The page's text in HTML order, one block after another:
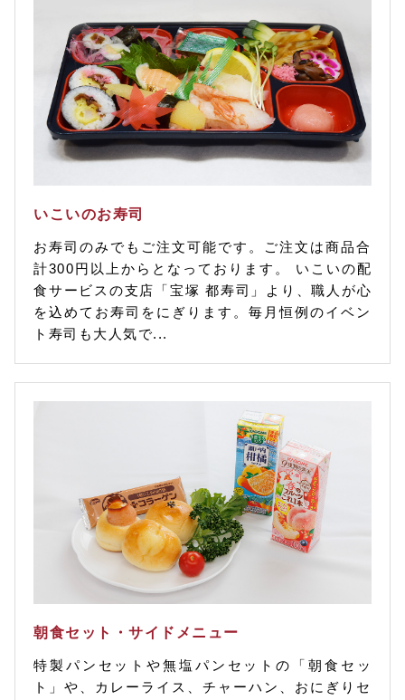
いこいのお寿司
お寿司のみでもご注文可能です。ご注文は商品合
計300円以上からとなっております。 いこいの配
食サービスの支店「宝塚 都寿司」より、職人が心
を込めてお寿司をにぎります。毎月恒例のイベン
ト寿司も大人気で...
朝食セット・サイドメニュー
特製パンセットや無塩パンセットの「朝食セッ
ト」や、カレーライス、チャーハン、おにぎりセ